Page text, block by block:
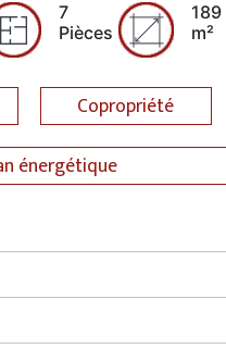
7
Pièces
189
m²
Copropriété
énergétique